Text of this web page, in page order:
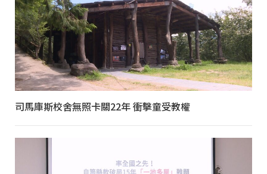
司馬庫斯校舍無照卡關22年 衝擊童受教權